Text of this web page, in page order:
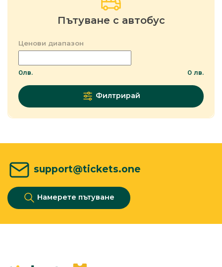
Пътуване с автобус
Ценови диапазон
0лв. 0 лв.
Филтрирай
support@tickets.one
Намерете пътуване